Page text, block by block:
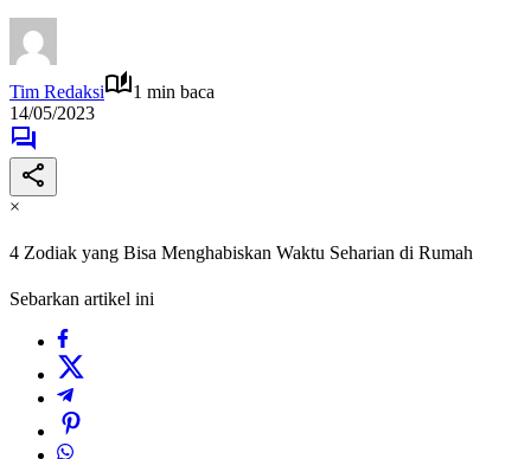
Tim Redaksi
1 min baca
14/05/2023
×
4 Zodiak yang Bisa Menghabiskan Waktu Seharian di Rumah
Sebarkan artikel ini